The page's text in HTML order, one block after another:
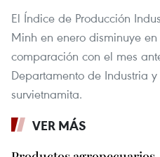
El Índice de Producción
Minh en enero disminuye en
comparación con el mes
Departamento de Industria
survietnamita.
VER MÁS